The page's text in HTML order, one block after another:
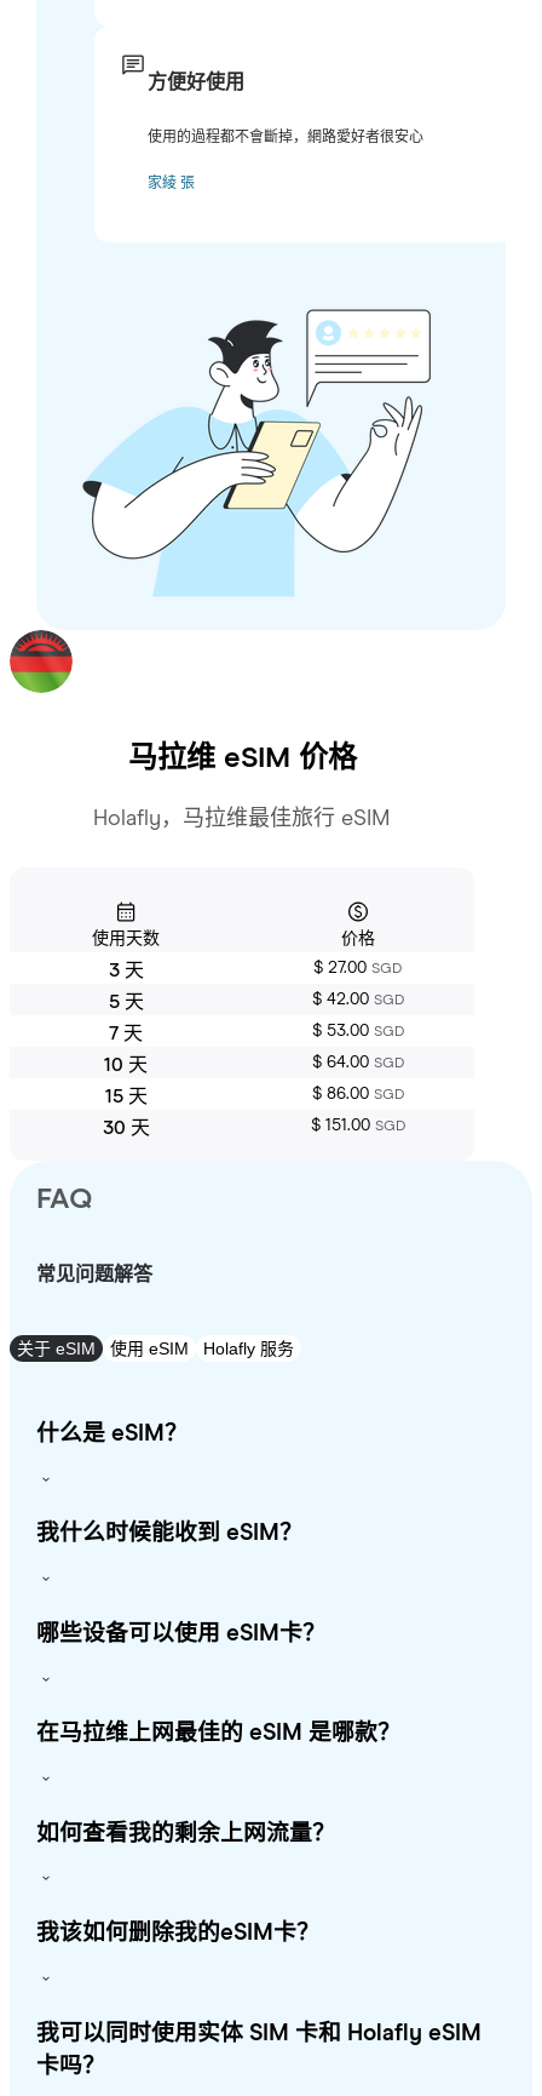
方便好使用
使用的過程都不會斷掉，網路愛好者很安心
家綾 張
马拉维eSIM 价格
Holafly，马拉维最佳旅行 eSIM
使用天数 价格
3 天 $ 27.00 SGD
5 天 $ 42.00 SGD
7 天 $ 53.00 SGD
10 天 $ 64.00 SGD
15 天 $ 86.00 SGD
30 天 $ 151.00 SGD
FAQ
常见问题解答
关于 eSIM 使用 eSIM Holafly 服务
什么是 eSIM？
我什么时候能收到 eSIM？
哪些设备可以使用 eSIM卡？
在马拉维上网最佳的 eSIM 是哪款？
如何查看我的剩余上网流量？
我该如何删除我的eSIM卡？
我可以同时使用实体 SIM 卡和 Holafly eSIM
卡吗？